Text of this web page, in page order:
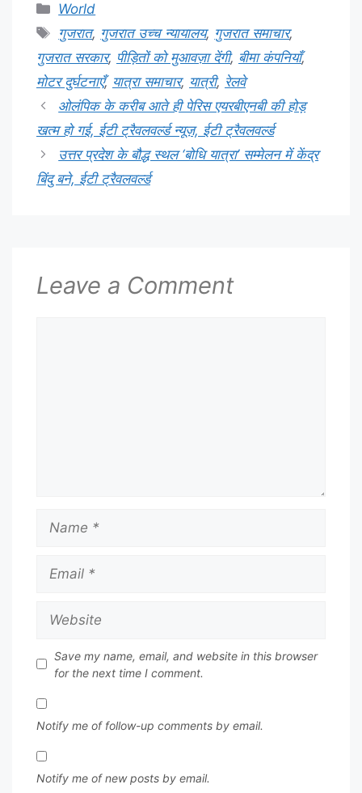
Categories
World
Tags
गुजरात, गुजरात उच्च न्यायालय, गुजरात समाचार,
गुजरात सरकार, पीड़ितों को मुआवज़ा देंगी, बीमा कंपनियाँ,
मोटर दुर्घटनाएँ, यात्रा समाचार, यात्री, रेलवे
ओलंपिक के करीब आते ही पेरिस एयरबीएनबी की होड़
खत्म हो गई, ईटी ट्रैवलवर्ल्ड न्यूज़, ईटी ट्रैवलवर्ल्ड
उत्तर प्रदेश के बौद्ध स्थल ‘बोधि यात्रा’ सम्मेलन में केंद्र
बिंदु बने, ईटी ट्रैवलवर्ल्ड
Leave a Comment
Save my name, email, and website in this browser
for the next time I comment.
Notify me of follow-up comments by email.
Notify me of new posts by email.